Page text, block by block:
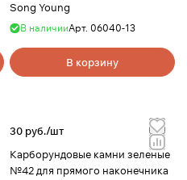
Song Young
В наличииАрт. 06040-13
В корзину
30 руб./шт
Карборундовые камни зеленые
№42 для прямого наконечника